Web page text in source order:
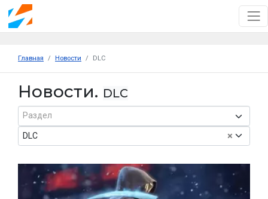
Главная Новости DLC
Новости. DLC
Раздел
×
DLC